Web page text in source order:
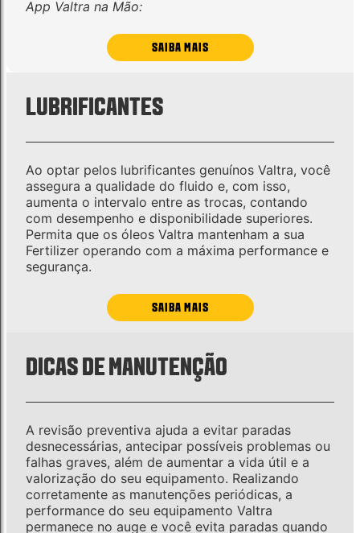
App Valtra na Mão:
SAIBA MAIS
LUBRIFICANTES
Ao optar pelos lubrificantes genuínos Valtra, você
assegura a qualidade do fluido e, com isso,
aumenta o intervalo entre as trocas, contando
com desempenho e disponibilidade superiores.
Permita que os óleos Valtra mantenham a sua
Fertilizer operando com a máxima performance e
segurança.
SAIBA MAIS
DICAS DE MANUTENÇÃO
A revisão preventiva ajuda a evitar paradas
desnecessárias, antecipar possíveis problemas ou
falhas graves, além de aumentar a vida útil e a
valorização do seu equipamento. Realizando
corretamente as manutenções periódicas, a
performance do seu equipamento Valtra
permanece no auge e você evita paradas quando